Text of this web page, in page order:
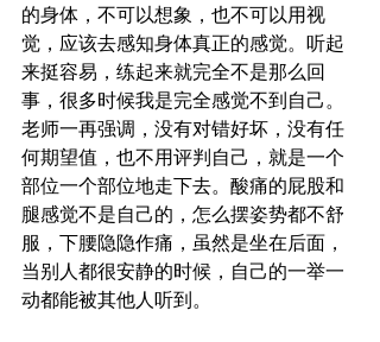
的身体，不可以想象，也不可以用视
觉，应该去感知身体真正的感觉。听起
来挺容易，练起来就完全不是那么回
事，很多时候我是完全感觉不到自己。
老师一再强调，没有对错好坏，没有任
何期望值，也不用评判自己，就是一个
部位一个部位地走下去。酸痛的屁股和
腿感觉不是自己的，怎么摆姿势都不舒
服，下腰隐隐作痛，虽然是坐在后面，
当别人都很安静的时候，自己的一举一
动都能被其他人听到。